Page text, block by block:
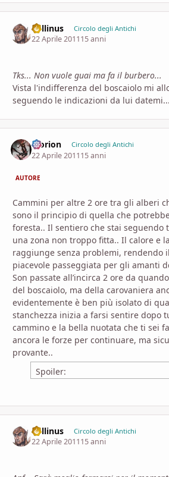
Lollinus Circolo degli Antichi
22 Aprile 201115 anni
Tks... Non vuole guai ma fa il burbero...
Vista l'indifferenza del boscaiolo mi
seguendo le indicazioni da lui datemi...
Morion Circolo degli Antichi
22 Aprile 201115 anni
AUTORE
Cammini per altre 2 ore tra gli alberi
sono il principio di quella che
foresta.. Il sentiero che stai seguendo
una zona non troppo fitta.. Il calore e
raggiunge senza problemi, rendendo
piacevole passeggiata per gli amanti
Son passate all’incirca 2 ore da
del boscaiolo, ma della carovaniera
evidentemente è ben più isolato di
stanchezza inizia a farsi sentire dopo
cammino e la bella nuotata che ti sei
ancora le forze per continuare, ma
provante..
Spoiler:
Lollinus Circolo degli Antichi
22 Aprile 201115 anni